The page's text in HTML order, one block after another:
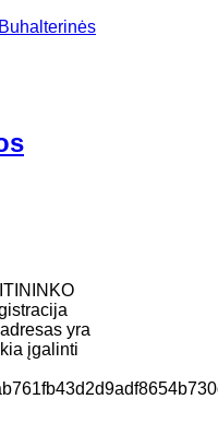
yra
įgalinti